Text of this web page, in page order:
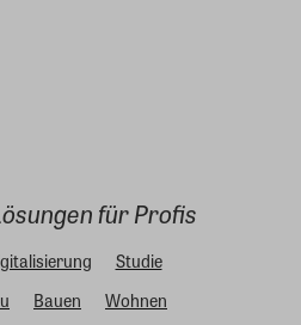
für Profis
Studie
Bauen
Wohnen